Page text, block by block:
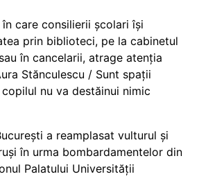
care consilierii școlari își
prin biblioteci, pe la cabinetul
în cancelarii, atrage atenția
Stănculescu / Sunt spații
nu va destăinui nimic
a reamplasat vulturul și
în urma bombardamentelor din
Palatului Universității